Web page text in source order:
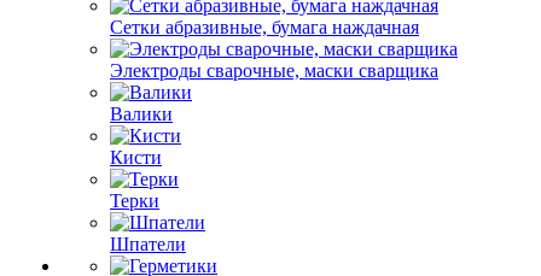
Сетки абразивные, бумага наждачная
Электроды сварочные, маски сварщика
Валики
Кисти
Терки
Шпатели